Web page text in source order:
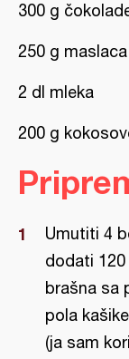
300 g
250 g maslaca
2 dl mleka
200 g
Umutiti 4
dodati 120
brašna sa
pola
(ja sam